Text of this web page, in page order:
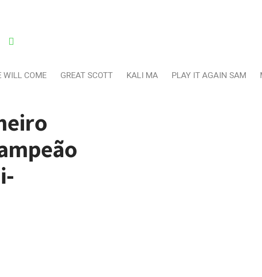
WILL COME GREAT SCOTT KALI MA PLAY IT AGAIN SAM